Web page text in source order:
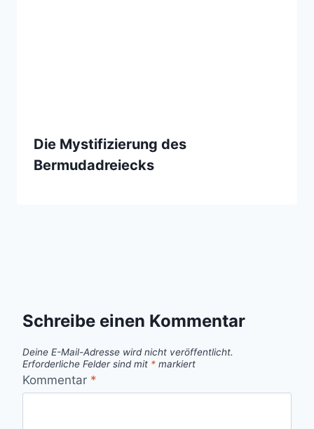
Die Mystifizierung des
Bermudadreiecks
Schreibe einen Kommentar
Deine E-Mail-Adresse wird nicht veröffentlicht.
Erforderliche Felder sind mit * markiert
Kommentar *